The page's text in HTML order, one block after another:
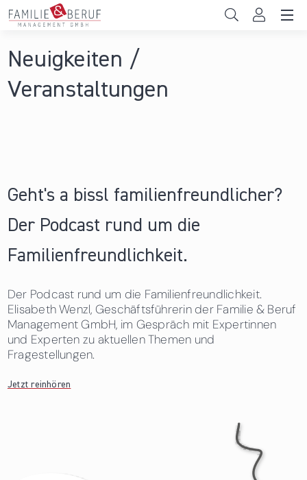
Direkt zum Inhalt
News & Events
Sie sind hier
Neuigkeiten /
Veranstaltungen
Geht's a bissl familienfreundlicher?
Der Podcast rund um die
Familienfreundlichkeit.
Der Podcast rund um die Familienfreundlichkeit.
Elisabeth Wenzl, Geschäftsführerin der Familie & Beruf
Management GmbH, im Gespräch mit Expertinnen
und Experten zu aktuellen Themen und
Fragestellungen.
Jetzt reinhören